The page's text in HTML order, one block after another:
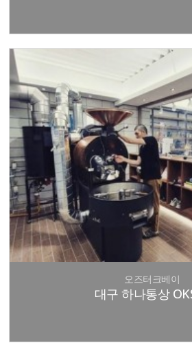
오즈터크베이
대구 하나통상